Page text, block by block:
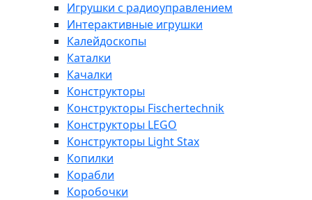
Игрушки с радиоуправлением
Интерактивные игрушки
Калейдоскопы
Каталки
Качалки
Конструкторы
Конструкторы Fisсhertechnik
Конструкторы LEGO
Конструкторы Light Stax
Копилки
Корабли
Коробочки